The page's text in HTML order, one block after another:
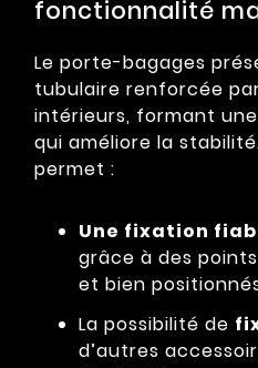
fonctionnalité
Le porte-bagages
tubulaire renforcée
intérieurs, formant
qui améliore la
permet :
Une fixation
grâce à des
et bien
La possibilité de
d’autres